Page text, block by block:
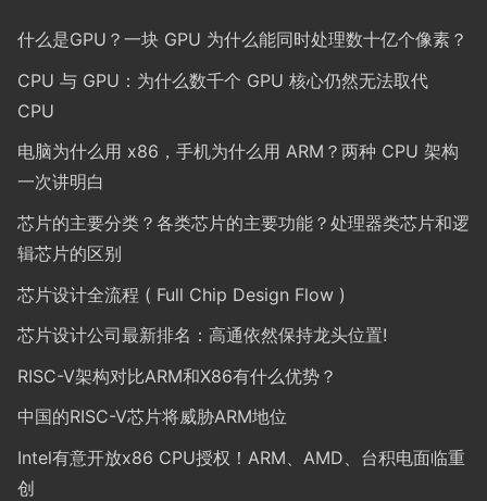
什么是GPU？一块 GPU 为什么能同时处理数十亿个像素？
CPU 与 GPU：为什么数千个 GPU 核心仍然无法取代
CPU
电脑为什么用 x86，手机为什么用 ARM？两种 CPU 架构
一次讲明白
芯片的主要分类？各类芯片的主要功能？处理器类芯片和逻
辑芯片的区别
芯片设计全流程 ( Full Chip Design Flow )
芯片设计公司最新排名：高通依然保持龙头位置!
RISC-V架构对比ARM和X86有什么优势？
中国的RISC-V芯片将威胁ARM地位
Intel有意开放x86 CPU授权！ARM、AMD、台积电面临重
创